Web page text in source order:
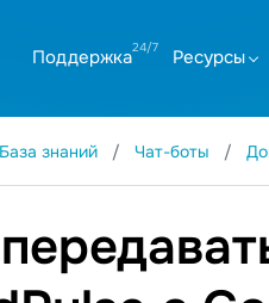
Поддержка Ресурсы
База знаний Чат-боты